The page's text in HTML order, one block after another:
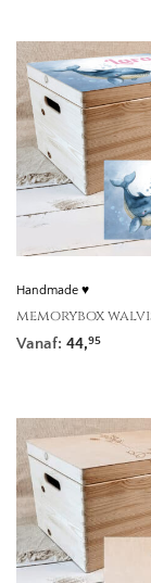
Handmade ♥
memorybox
Vanaf: 44,95